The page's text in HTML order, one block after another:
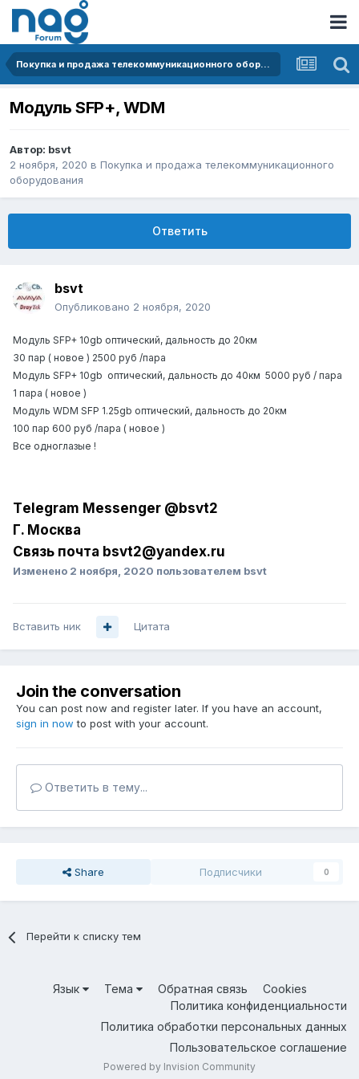
Покупка и продажа телекоммуникационного оборудования
Модуль SFP+, WDM
Автор: bsvt
2 ноября, 2020 в Покупка и продажа телекоммуникационного
оборудования
Ответить
bsvt
Опубликовано 2 ноября, 2020
Модуль SFP+ 10gb оптический, дальность до 20км
30 пар ( новое ) 2500 руб /пара
Модуль SFP+ 10gb оптический, дальность до 40км 5000 руб / пара
1 пара ( новое )
Модуль WDM SFP 1.25gb оптический, дальность до 20км
100 пар 600 руб /пара ( новое )
Все одноглазые !
Tеlеgrаm Messеngеr @bsvt2
Г. Москва
Связь почта bsvt2@yand ex.ru
Изменено 2 ноября, 2020 пользователем bsvt
Вставить ник Цитата
Join the conversation
You can post now and register later. If you have an account,
sign in now to post with your account.
Ответить в тему...
Share Подписчики 0
Перейти к списку тем
Язык Тема Обратная связь
Cookies
Политика конфиденциальности
Политика обработки персональных данных
Пользовательское соглашение
Powered by Invision Community